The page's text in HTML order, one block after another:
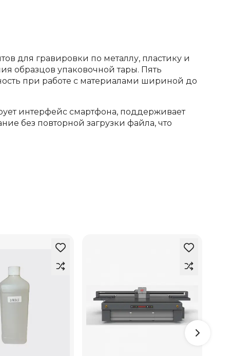
для гравировки по металлу, пластику и
образцов упаковочной тары. Пять
при работе с материалами шириной до
интерфейс смартфона, поддерживает
без повторной загрузки файла, что